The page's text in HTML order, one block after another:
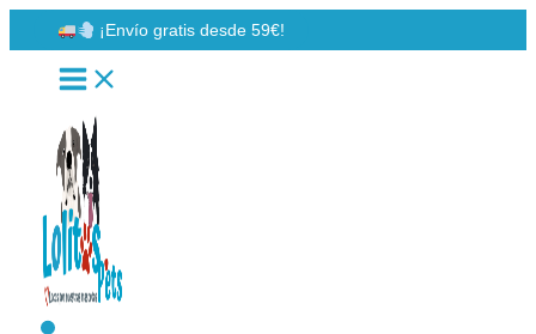
al
contenido
¡Envío gratis desde 59€!